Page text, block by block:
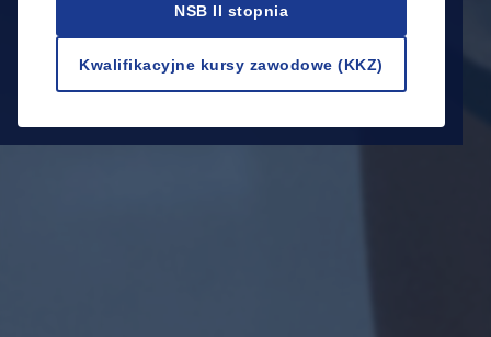
NSB II stopnia
Kwalifikacyjne kursy zawodowe (KKZ)